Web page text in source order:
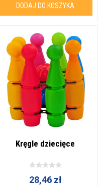
DODAJ DO KOSZYKA
Kręgle dziecięce
28,46 zł